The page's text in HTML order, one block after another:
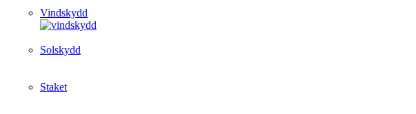
Vindskydd
Solskydd
Staket